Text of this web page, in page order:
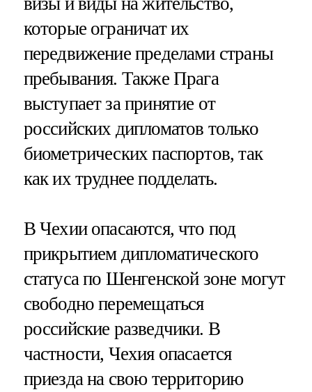
которые ограничат их
передвижение пределами страны
пребывания. Также Прага
выступает за принятие от
российских дипломатов только
биометрических паспортов, так
как их труднее подделать.
В Чехии опасаются, что под
прикрытием дипломатического
статуса по Шенгенской зоне могут
свободно перемещаться
российские разведчики. В
частности, Чехия опасается
приезда на свою территорию